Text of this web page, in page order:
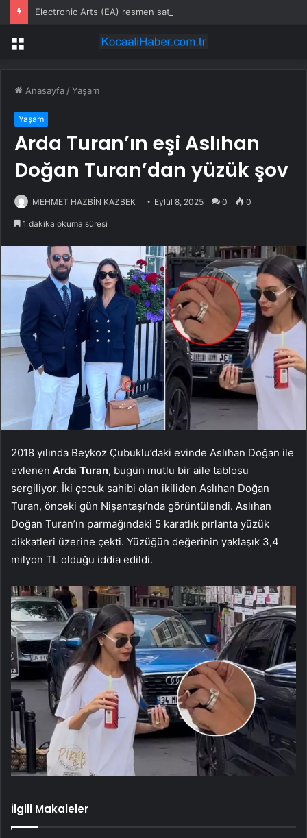
Menü
Anasayfa /Yaşam
Yaşam
Arda Turan’ın eşi Aslıhan
Doğan Turan’dan yüzük şov
MEHMET HAZBİN KAZBEK Eylül 8, 2025 0 0
1 dakika okuma süresi
2018 yılında Beykoz Çubuklu’daki evinde Aslıhan Doğan ile
evlenen Arda Turan, bugün mutlu bir aile tablosu
sergiliyor. İki çocuk sahibi olan ikiliden Aslıhan Doğan
Turan, önceki gün Nişantaşı’nda görüntülendi. Aslıhan
Doğan Turan’ın parmağındaki 5 karatlık pırlanta yüzük
dikkatleri üzerine çekti. Yüzüğün değerinin yaklaşık 3,4
milyon TL olduğu iddia edildi.
İlgili Makaleler